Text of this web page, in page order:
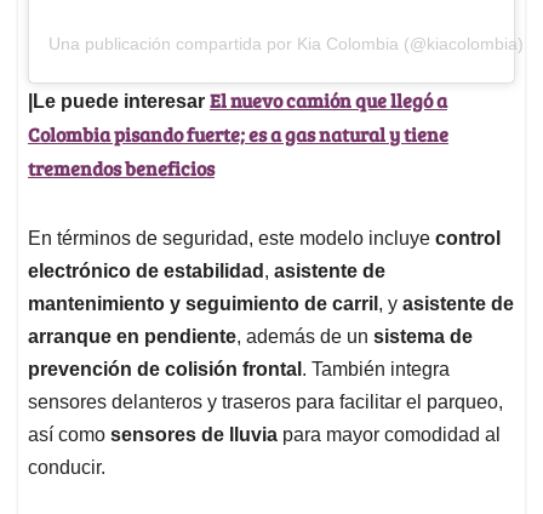
Una publicación compartida por Kia Colombia (@kiacolombia)
|Le puede interesar El nuevo camión que llegó a
Colombia pisando fuerte; es a gas natural y tiene
tremendos beneficios
En términos de seguridad, este modelo incluye control
electrónico de estabilidad , asistente de
mantenimiento y seguimiento de carril , y asistente de
arranque en pendiente, además de un sistema de
prevención de colisión frontal . También integra
sensores delanteros y traseros para facilitar el parqueo,
así como sensores de lluvia para mayor comodidad al
conducir.